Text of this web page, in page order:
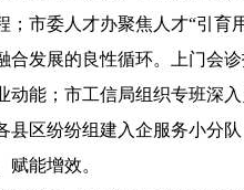
市委人才办聚焦人才“引育
发展的良性循环。上门会
能；市工信局组织专班深
区纷纷组建入企服务小分
能增效。